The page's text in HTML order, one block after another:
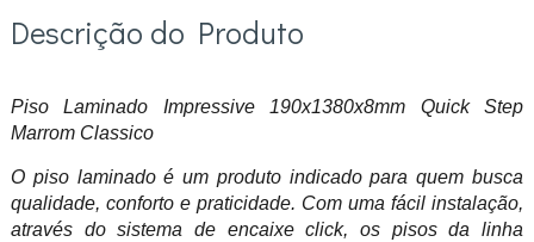
Descrição do Produto
Piso Laminado Impressive 190x1380x8mm Quick Step
Marrom Classico
O piso laminado é um produto indicado para quem busca
qualidade, conforto e praticidade. Com uma fácil instalação,
através do sistema de encaixe click, os pisos da linha